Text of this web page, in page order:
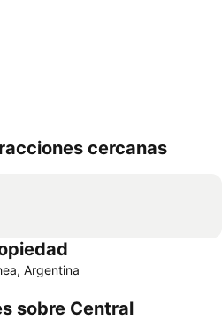
cercanas
Argentina
sobre Central